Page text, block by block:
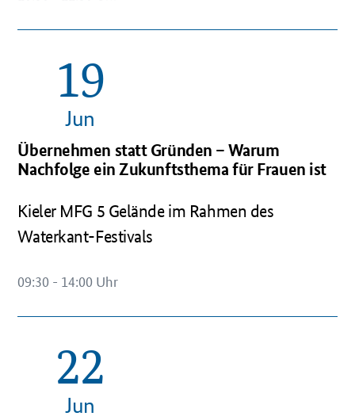
19
Jun
Übernehmen statt Gründen – Warum
Nachfolge ein Zukunftsthema für Frauen ist
Kieler MFG 5 Gelände im Rahmen des
Waterkant-Festivals
09:30 - 14:00 Uhr
OeffnetEinzelsicht
22
Jun
OeffnetEinzelsicht